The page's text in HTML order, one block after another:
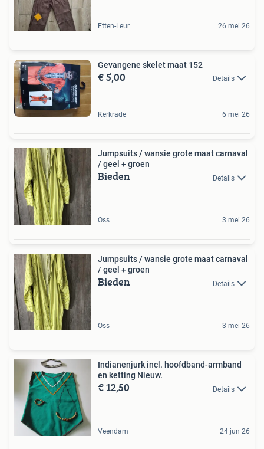
Etten-Leur 26 mei 26
Gevangene skelet maat 152
€ 5,00 Details
Kerkrade 6 mei 26
Jumpsuits / wansie grote maat carnaval
/ geel + groen
Bieden Details
Oss 3 mei 26
Jumpsuits / wansie grote maat carnaval
/ geel + groen
Bieden Details
Oss 3 mei 26
Indianenjurk incl. hoofdband-armband
en ketting Nieuw.
€ 12,50 Details
Veendam 24 jun 26